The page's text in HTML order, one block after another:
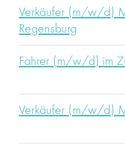
Verkäufer (m/w/d)
Regensburg
Fahrer (m/w/d) im
Verkäufer (m/w/d)